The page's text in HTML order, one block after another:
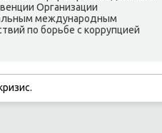
Организации
международным
по борьбе с коррупцией